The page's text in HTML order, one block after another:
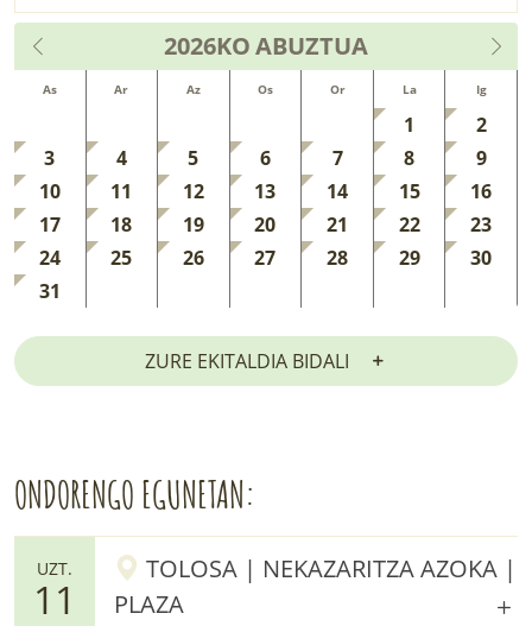
2026KOABUZTUA
As Ar Az Os Or La Ig
1
2
3
4 5 6 7 8
9
10
11 12 13 14 15
16
17
18 19 20 21 22
23
24
25 26 27 28 29
30
31
ZURE EKITALDIA BIDALI
ONDORENGO EGUNETAN:
UZT.
11
TOLOSA | NEKAZARITZA AZOKA |
PLAZA